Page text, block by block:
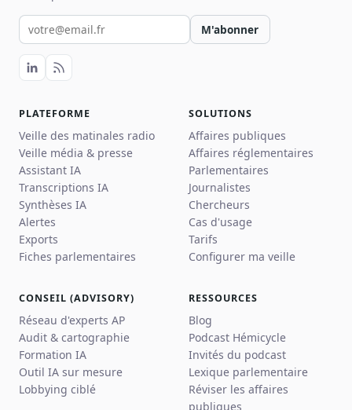
Votre email pour la newsletter
M'abonner
PLATEFORME
Veille des matinales radio
Veille média & presse
Assistant IA
Transcriptions IA
Synthèses IA
Alertes
Exports
Fiches parlementaires
SOLUTIONS
Affaires publiques
Affaires réglementaires
Parlementaires
Journalistes
Chercheurs
Cas d'usage
Tarifs
Configurer ma veille
CONSEIL (ADVISORY)
Réseau d'experts AP
Audit & cartographie
Formation IA
Outil IA sur mesure
Lobbying ciblé
RESSOURCES
Blog
Podcast Hémicycle
Invités du podcast
Lexique parlementaire
Réviser les affaires
publiques